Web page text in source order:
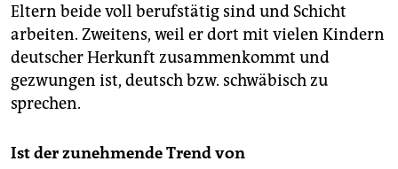
Eltern beide voll berufstätig sind und Schicht
arbeiten. Zweitens, weil er dort mit vielen Kindern
deutscher Herkunft zusammenkommt und
gezwungen ist, deutsch bzw. schwäbisch zu
sprechen.
Ist der zunehmende Trend von